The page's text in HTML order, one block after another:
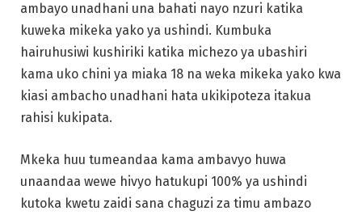
ambayo unadhani una bahati nayo nzuri katika
kuweka mikeka yako ya ushindi. Kumbuka
hairuhusiwi kushiriki katika michezo ya ubashiri
kama uko chini ya miaka 18 na weka mikeka yako kwa
kiasi ambacho unadhani hata ukikipoteza itakua
rahisi kukipata.
Mkeka huu tumeandaa kama ambavyo huwa
unaandaa wewe hivyo hatukupi 100% ya ushindi
kutoka kwetu zaidi sana chaguzi za timu ambazo